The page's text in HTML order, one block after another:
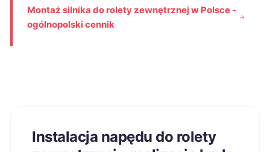
Montaż silnika do rolety zewnętrznej w Polsce -
ogólnopolski cennik
Instalacja napędu do rolety